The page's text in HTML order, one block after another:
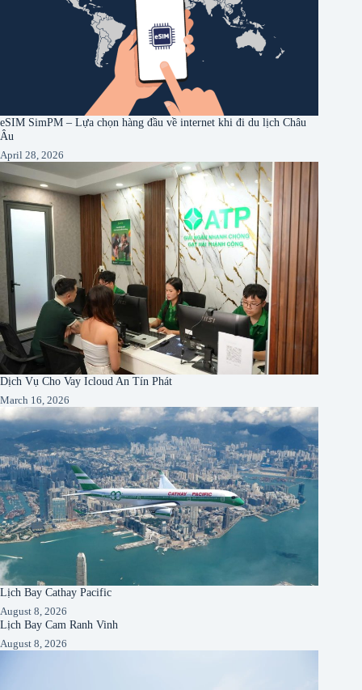
eSIM SimPM – Lựa chọn hàng đầu về internet khi đi du lịch Châu
Âu
April 28, 2026
Dịch Vụ Cho Vay Icloud An Tín Phát
March 16, 2026
Lịch Bay Cathay Pacific
August 8, 2026
Lịch Bay Cam Ranh Vinh
August 8, 2026